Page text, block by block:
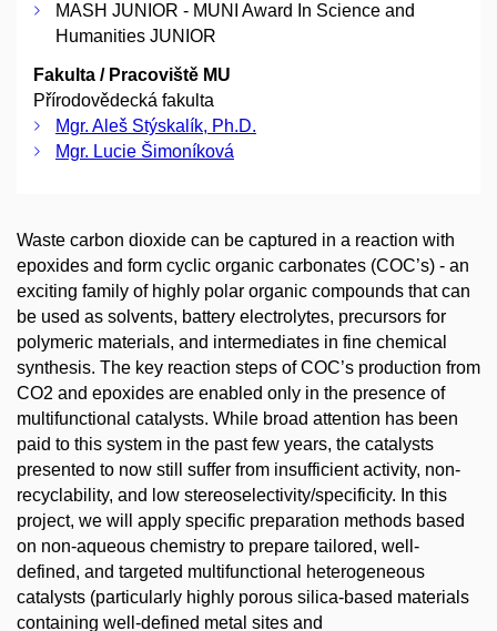
MASH JUNIOR - MUNI Award In Science and
Humanities JUNIOR
Fakulta / Pracoviště MU
Přírodovědecká fakulta
Mgr. Aleš Stýskalík, Ph.D.
Mgr. Lucie Šimoníková
Waste carbon dioxide can be captured in a reaction with
epoxides and form cyclic organic carbonates (COC’s) - an
exciting family of highly polar organic compounds that can
be used as solvents, battery electrolytes, precursors for
polymeric materials, and intermediates in fine chemical
synthesis. The key reaction steps of COC’s production from
CO2 and epoxides are enabled only in the presence of
multifunctional catalysts. While broad attention has been
paid to this system in the past few years, the catalysts
presented to now still suffer from insufficient activity, non-
recyclability, and low stereoselectivity/specificity. In this
project, we will apply specific preparation methods based
on non-aqueous chemistry to prepare tailored, well-
defined, and targeted multifunctional heterogeneous
catalysts (particularly highly porous silica-based materials
containing well-defined metal sites and